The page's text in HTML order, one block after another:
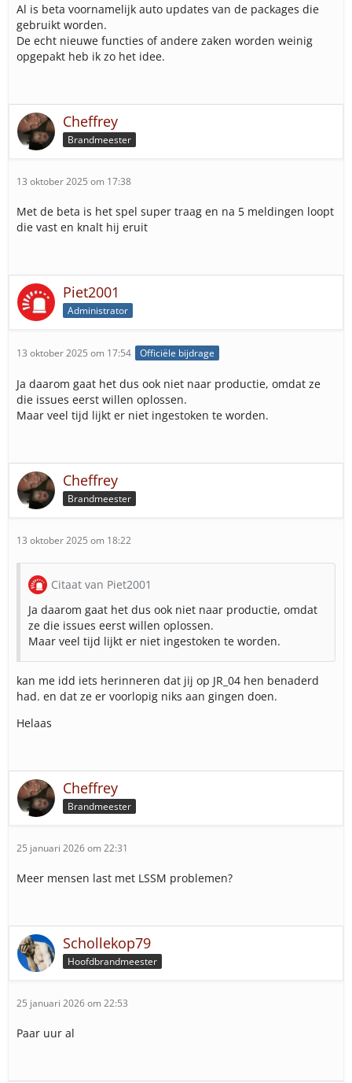
Al is beta voornamelijk auto updates van de packages die
gebruikt worden.
De echt nieuwe functies of andere zaken worden weinig
opgepakt heb ik zo het idee.
Cheffrey
Brandmeester
13 oktober 2025 om 17:38
Met de beta is het spel super traag en na 5 meldingen loopt
die vast en knalt hij eruit
Piet2001
Administrator
13 oktober 2025 om 17:54 Officiële bijdrage
Ja daarom gaat het dus ook niet naar productie, omdat ze
die issues eerst willen oplossen.
Maar veel tijd lijkt er niet ingestoken te worden.
Cheffrey
Brandmeester
13 oktober 2025 om 18:22
Citaat van Piet2001
Ja daarom gaat het dus ook niet naar productie, omdat
ze die issues eerst willen oplossen.
Maar veel tijd lijkt er niet ingestoken te worden.
kan me idd iets herinneren dat jij op JR_04 hen benaderd
had. en dat ze er voorlopig niks aan gingen doen.
Helaas
Cheffrey
Brandmeester
25 januari 2026 om 22:31
Meer mensen last met LSSM problemen?
Schollekop79
Hoofdbrandmeester
25 januari 2026 om 22:53
Paar uur al